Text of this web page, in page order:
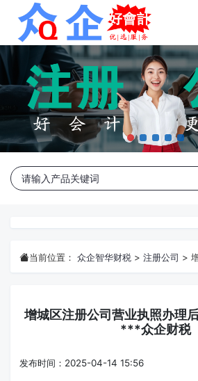
当前位置： 众企智华财税 > 注册公司 > 增
增城区注册公司营业执照办理
***众企财税
发布时间：2025-04-14 15:56